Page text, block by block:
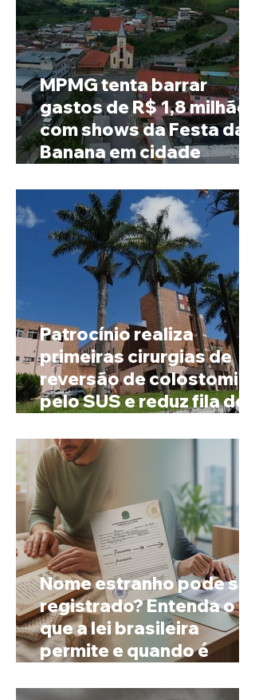
MPMG tenta barrar
gastos de R$ 1,8 milhão
com shows da Festa da
Banana em cidade
4 mil habitantes
Patrocínio realiza
primeiras cirurgias de
reversão de colostomia
pelo SUS e reduz fila de
Nome estranho pode ser
registrado? Entenda o
que a lei brasileira
permite e quando é